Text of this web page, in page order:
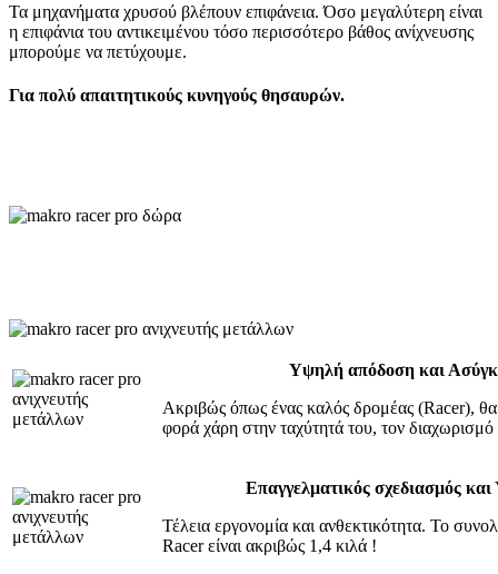
Τα μηχανήματα χρυσού βλέπουν επιφάνεια. Όσο μεγαλύτερη είναι
η επιφάνια του αντικειμένου τόσο περισσότερο βάθος ανίχνευσης
μπορούμε να πετύχουμε.
Για πολύ απαιτητικούς κυνηγούς θησαυρών.
Υψηλή απόδοση και
Ακριβώς όπως ένας καλός δρομέας (Racer), θα
φορά χάρη στην ταχύτητά του, τον
Επαγγελματικός σχεδιασμός
Τέλεια εργονομία και ανθεκτικότητα. Το
Racer είναι ακριβώς 1,4 κιλά !